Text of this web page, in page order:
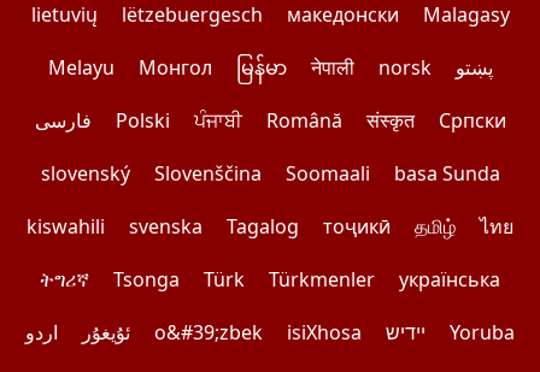
lietuvių
lëtzebuergesch македонски
Malagasy
Melayu
Монгол မြန်မာ नेपाली norsk
پښتو
فارسی
Polski ਪੰਜਾਬੀ Română संस्कृत
Српски
slovenský
Slovenščina Soomaali
basa Sunda
kiswahili
svenska Tagalog тоҷикӣ தமிழ்
ไทย
ትግሪኛ
Tsonga Türk Türkmenler
українська
اردو
ئۇيغۇر o&#39;zbek isiXhosa יידיש Yoruba